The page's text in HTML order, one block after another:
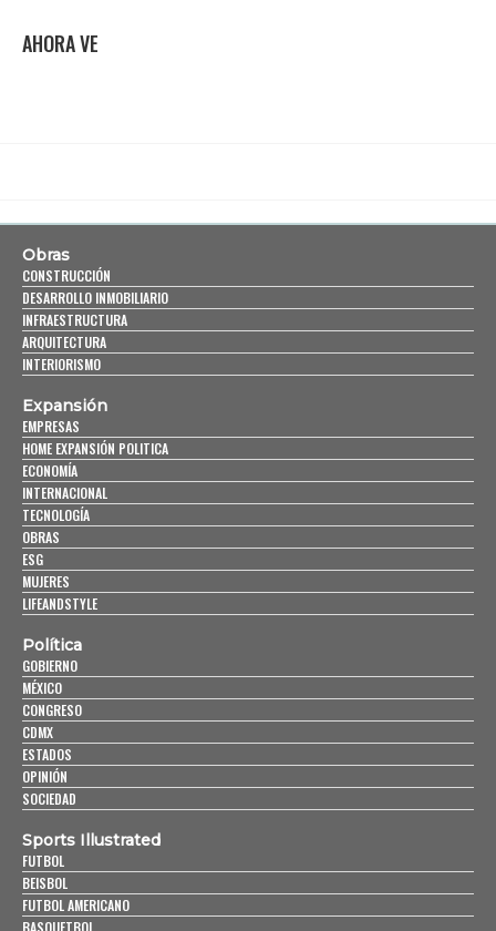
AHORA VE
Obras
CONSTRUCCIÓN
DESARROLLO INMOBILIARIO
INFRAESTRUCTURA
ARQUITECTURA
INTERIORISMO
Expansión
EMPRESAS
HOME EXPANSIÓN POLITICA
ECONOMÍA
INTERNACIONAL
TECNOLOGÍA
OBRAS
ESG
MUJERES
LIFEANDSTYLE
Política
GOBIERNO
MÉXICO
CONGRESO
CDMX
ESTADOS
OPINIÓN
SOCIEDAD
Sports Illustrated
FUTBOL
BEISBOL
FUTBOL AMERICANO
BASQUETBOL